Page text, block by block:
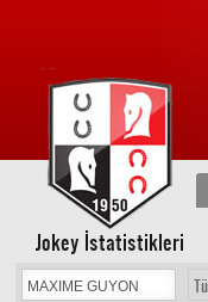
Jokey İstatistikleri